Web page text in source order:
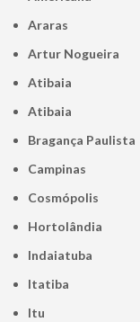
Araras
Artur Nogueira
Atibaia
Atibaia
Bragança Paulista
Campinas
Cosmópolis
Hortolândia
Indaiatuba
Itatiba
Itu